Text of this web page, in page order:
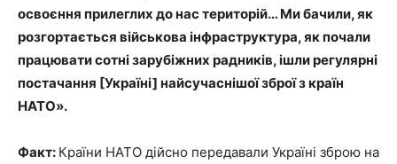
освоєння прилеглих до нас територій… Ми бачили, як
розгортається військова інфраструктура, як почали
працювати сотні зарубіжних радників, ішли регулярні
постачання [Україні] найсучаснішої зброї з країн
НАТО».
Факт: Країни НАТО дійсно передавали Україні зброю на